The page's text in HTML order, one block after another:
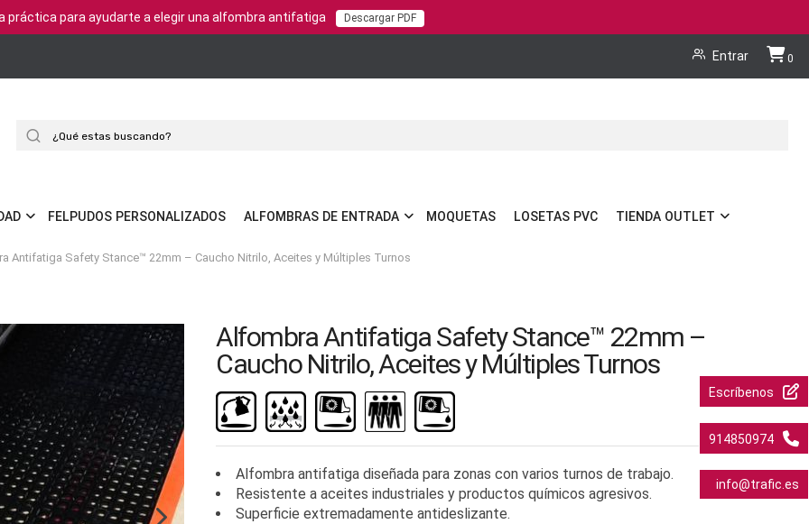
práctica para ayudarte a elegir una alfombra antifatiga Descargar PDF
Entrar Cart
0
FELPUDOS PERSONALIZADOS ALFOMBRAS DE ENTRADA MOQUETAS LOSETAS PVC TIENDA OUTLET
Escríbenos
914850974
info@trafic.es
Antifatiga Safety Stance™ 22mm – Caucho Nitrilo, Aceites y Múltiples Turnos
Alfombra Antifatiga Safety Stance™ 22mm –
Caucho Nitrilo, Aceites y Múltiples Turnos
Alfombra antifatiga diseñada para zonas con varios turnos de trabajo.
Resistente a aceites industriales y productos químicos agresivos.
Superficie extremadamente antideslizante.